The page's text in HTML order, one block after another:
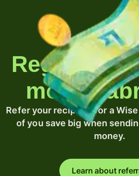
Regularly
money
Refer your recipient for a
of you save big when
money.
Learn about